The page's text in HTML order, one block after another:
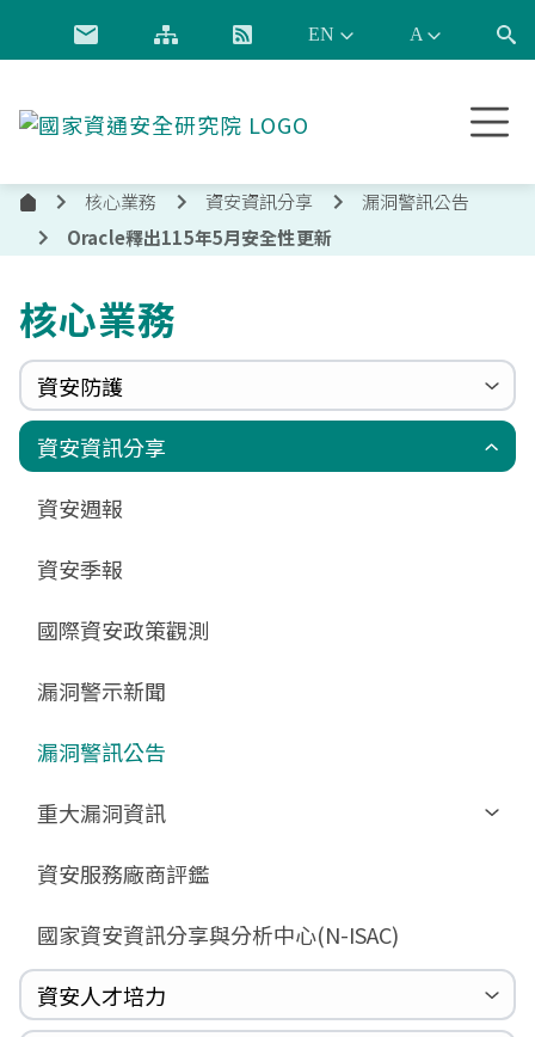
跳到主要內容
通
安
全
首
核心業務 資安資訊分享
漏洞警訊公告
Oracle釋出115年5月安全性更新
核心業務
資安防護
政府組態基準(GCB)
更新消息
GCB說明文件
GCB部署資源
GCB終止支援
資通安全弱點通報機制(VANS)
申請作業表單
數位影片教材
FAQ
端點偵測及應變機制(EDR)
相關文件與表單
零信任架構(ZTA)
相關文件與表單
驗證進度
國家資安聯防監控中心(N-SOC)
國家資安通報應變中心(N-CERT)
資安資訊分享
資安週報
資安季報
國際資安政策觀測
漏洞警示新聞
漏洞警訊公告
重大漏洞資訊
Zerologon
MSHTML
Log4shell
WannaCrypt
資安服務廠商評鑑
國家資安資訊分享與分析中心(N-ISAC)
資安人才培力